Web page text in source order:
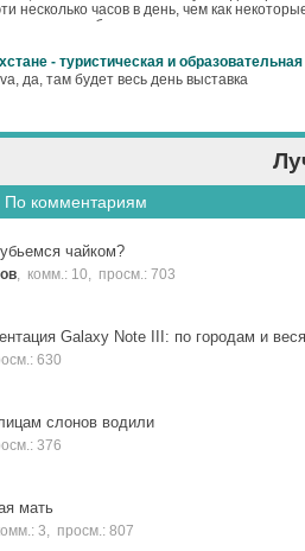
несколько часов в день, чем как
рядом с ребенком, а ему чего-то не
и образовательная выставка «Американская
да, там будет весь день выставка
По комментариям
чайком?
комм.: 10 просм.: 703
Galaxy Note III: по городам и
630
слонов водили
376
мать
3 просм.: 807